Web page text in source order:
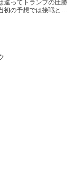
違ってトランプの圧勝
初の予想では接戦とな